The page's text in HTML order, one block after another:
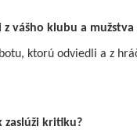
z vášho klubu a
ktorú odviedli a z
zaslúži kritiku?